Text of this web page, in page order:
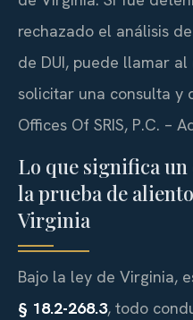
rechazado el análisis
de DUI, puede llamar al
solicitar una consulta y
Offices Of SRIS, P.C. –
Lo que significa
la prueba de
Virginia
Bajo la ley de Virginia,
§ 18.2-268.3, todo